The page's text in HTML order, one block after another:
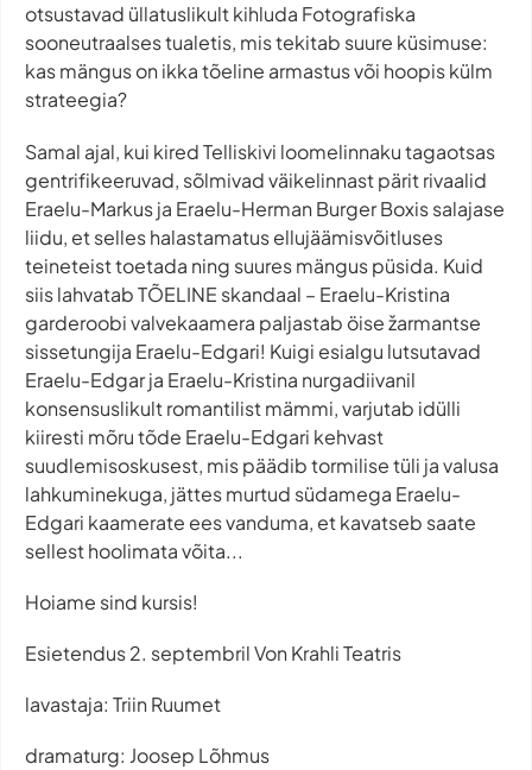
otsustavad üllatuslikult kihluda Fotografiska
sooneutraalses tualetis, mis tekitab suure küsimuse:
kas mängus on ikka tõeline armastus või hoopis külm
strateegia?
Samal ajal, kui kired Telliskivi loomelinnaku tagaotsas
gentrifikeeruvad, sõlmivad väikelinnast pärit rivaalid
Eraelu-Markus ja Eraelu-Herman Burger Boxis salajase
liidu, et selles halastamatus ellujäämisvõitluses
teineteist toetada ning suures mängus püsida. Kuid
siis lahvatab TÕELINE skandaal – Eraelu-Kristina
garderoobi valvekaamera paljastab öise žarmantse
sissetungija Eraelu-Edgari! Kuigi esialgu lutsutavad
Eraelu-Edgar ja Eraelu-Kristina nurgadiivanil
konsensuslikult romantilist mämmi, varjutab idülli
kiiresti mõru tõde Eraelu-Edgari kehvast
suudlemisoskusest, mis päädib tormilise tüli ja valusa
lahkuminekuga, jättes murtud südamega Eraelu-
Edgari kaamerate ees vanduma, et kavatseb saate
sellest hoolimata võita...
Hoiame sind kursis!
Esietendus 2. septembril Von Krahli Teatris
lavastaja: Triin Ruumet
dramaturg: Joosep Lõhmus